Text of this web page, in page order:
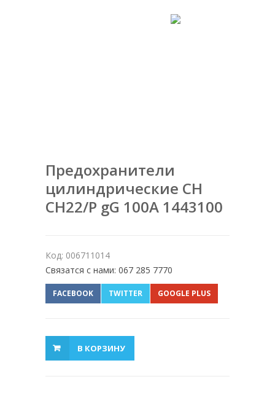
Предохранители
цилиндрические CH
CH22/P gG 100A 1443100
Код: 006711014
Связатся с нами: 067 285 7770
FACEBOOK TWITTER GOOGLE PLUS
В КОРЗИНУ